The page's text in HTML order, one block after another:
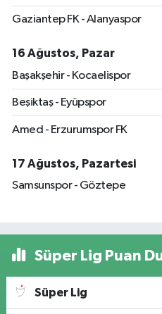
Gaziantep FK - Alanyaspor
16 Ağustos, Pazar
Başakşehir - Kocaelispor
Beşiktaş - Eyüpspor
Amed - Erzurumspor FK
17 Ağustos, Pazartesi
Samsunspor - Göztepe
Süper Lig Puan
Süper Lig